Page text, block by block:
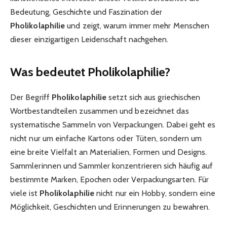
Bedeutung, Geschichte und Faszination der
Pholikolaphilie und zeigt, warum immer mehr Menschen
dieser einzigartigen Leidenschaft nachgehen.
Was bedeutet Pholikolaphilie?
Der Begriff Pholikolaphilie setzt sich aus griechischen
Wortbestandteilen zusammen und bezeichnet das
systematische Sammeln von Verpackungen. Dabei geht es
nicht nur um einfache Kartons oder Tüten, sondern um
eine breite Vielfalt an Materialien, Formen und Designs.
Sammlerinnen und Sammler konzentrieren sich häufig auf
bestimmte Marken, Epochen oder Verpackungsarten. Für
viele ist Pholikolaphilie nicht nur ein Hobby, sondern eine
Möglichkeit, Geschichten und Erinnerungen zu bewahren.